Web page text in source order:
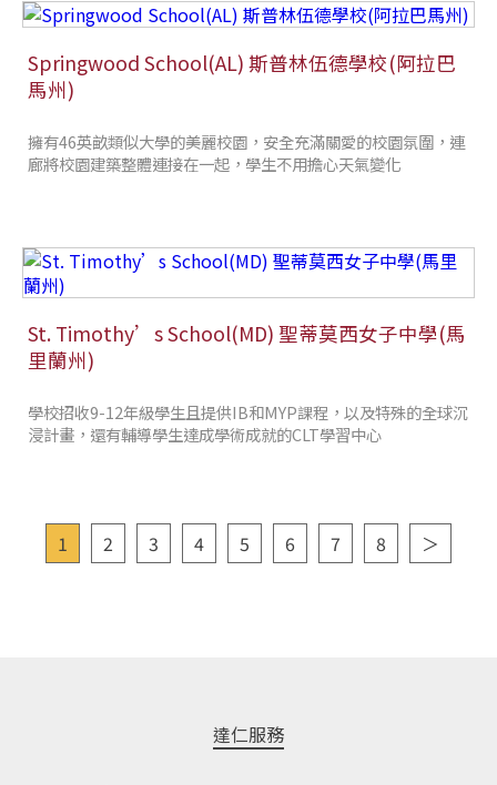
Springwood School(AL) 斯普林伍德學校(阿拉巴
馬州)
擁有46英畝類似大學的美麗校園，安全充滿關愛的校園氛圍，連
廊將校園建築整體連接在一起，學生不用擔心天氣變化
St. Timothy’s School(MD) 聖蒂莫西女子中學(馬
里蘭州)
學校招收9-12年級學生且提供IB和MYP課程，以及特殊的全球沉
浸計畫，還有輔導學生達成學術成就的CLT學習中心
1 2 3 4 5 6 7 8 ＞
達仁服務